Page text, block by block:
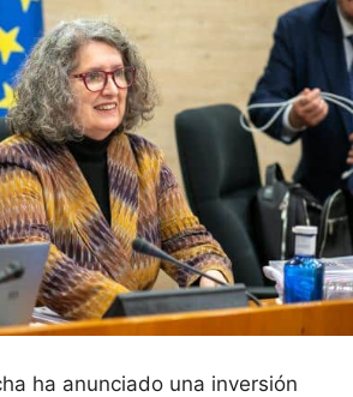
ha anunciado una inversión